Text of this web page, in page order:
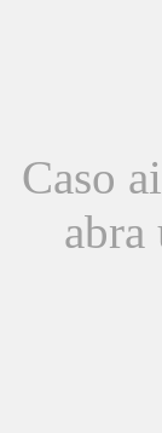
Caso
abra